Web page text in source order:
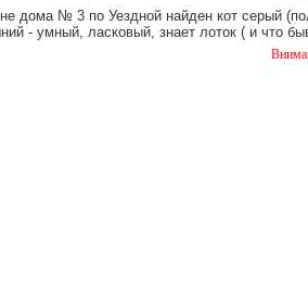
дома № 3 по Уездной найден кот серый
- умный, ласковый, знает лоток ( и что
Внимание! В